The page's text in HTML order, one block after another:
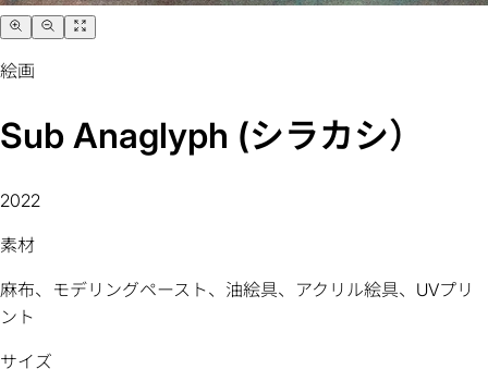
絵画
Sub Anaglyph (シラカシ）
2022
素材
麻布、モデリングペースト、油絵具、アクリル絵具、UVプリ
ント
サイズ